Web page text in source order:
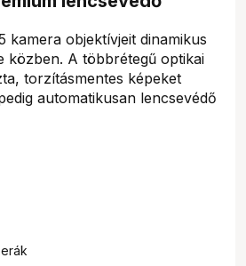
kamera objektívjeit dinamikus
közben. A többrétegű optikai
torzításmentes képeket
automatikusan lencsevédő